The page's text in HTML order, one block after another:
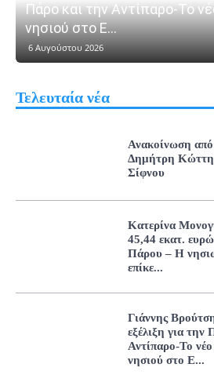
Πάρο και την Αντίπαρο-Το
νησιού στο Ε...
6 Αυγούστου 2026
Τελευταία νέα
Ανακοίνωση από
Δημήτρη Κώττη
Σίφνου
Κατερίνα
45,44 εκατ.
Πάρου – Η
επίκε...
Γιάννης
εξέλιξη για την
Αντίπαρο-Το
νησιού στο Ε...